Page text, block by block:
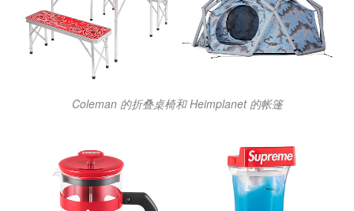
Coleman 的折叠桌椅和 Heimplanet 的帐篷